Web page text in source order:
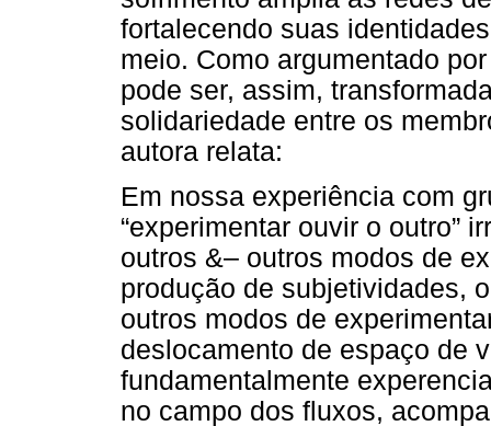
fortalecendo suas
meio. Como argumentado
pode ser, assim,
solidariedade entre os
autora relata:
Em nossa experiência com
“experimentar ouvir o outro”
outros &– outros modos de
produção de subjetividades,
outros modos de
deslocamento de espaço de
fundamentalmente
no campo dos fluxos,